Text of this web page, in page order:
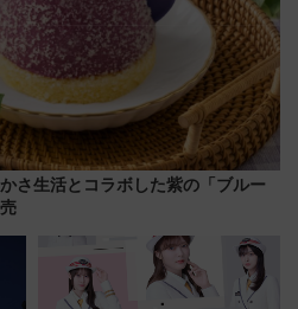
さ生活とコラボした紫の「ブルー